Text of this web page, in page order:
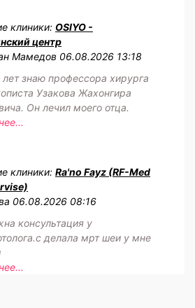
клиники: OSIYO -
центр
Мамедов 06.08.2026 13:18
лет знаю профессора хирурга
Узакова Жахонгира
Он лечил моего отца.
клиники: Ra'no Fayz (RF-Med
06.08.2026 08:16
консультация у
делала мрт шеи у мне